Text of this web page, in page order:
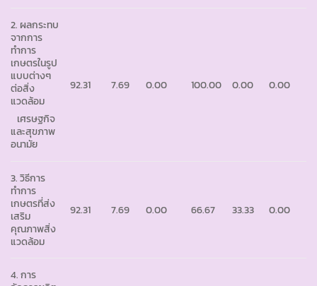
2. ผลกระทบ
จากการ
ทำการ
เกษตรในรูป
แบบต่างๆ
ต่อสิ่ง
แวดล้อม
เศรษฐกิจ
และสุขภาพ
อนามัย
92.31 7.69 0.00 100.00 0.00 0.00
3. วิธีการ
ทำการ
เกษตรที่ส่ง
เสริม
คุณภาพสิ่ง
แวดล้อม
92.31 7.69 0.00 66.67 33.33 0.00
4. การ